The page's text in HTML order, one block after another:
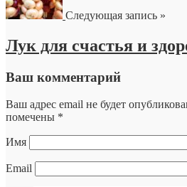
Следующая запись »
Лук для счастья и
Ваш комментарий
Ваш адрес email не будет
помечены *
Имя
Email